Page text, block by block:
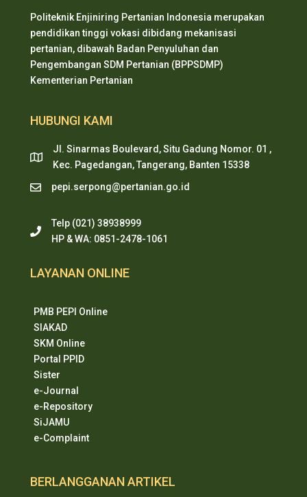
Politeknik Enjiniring Pertanian Indonesia merupakan
pendidikan tinggi vokasi dibidang mekanisasi
pertanian, dibawah Badan Penyuluhan dan
Pengembangan SDM Pertanian (BPPSDMP)
Kementerian Pertanian
HUBUNGI KAMI
Jl. Sinarmas Boulevard, Situ Gadung Nomor. 01 ,
Kec. Pagedangan, Tangerang, Banten 15338
pepi.serpong@pertanian.go.id
Telp (021) 38938999
HP & WA: 0851-2478-1061
LAYANAN ONLINE
PMB PEPI Online
SIAKAD
SKM Online
Portal PPID
Sister
e-Journal
e-Repository
SiJAMU
e-Complaint
BERLANGGANAN ARTIKEL